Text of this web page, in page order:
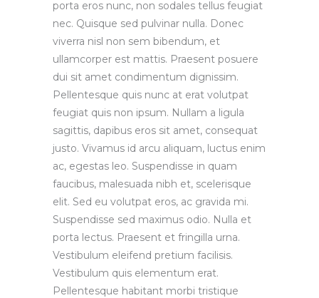
porta eros nunc, non sodales tellus feugiat
nec. Quisque sed pulvinar nulla. Donec
viverra nisl non sem bibendum, et
ullamcorper est mattis. Praesent posuere
dui sit amet condimentum dignissim.
Pellentesque quis nunc at erat volutpat
feugiat quis non ipsum. Nullam a ligula
sagittis, dapibus eros sit amet, consequat
justo. Vivamus id arcu aliquam, luctus enim
ac, egestas leo. Suspendisse in quam
faucibus, malesuada nibh et, scelerisque
elit. Sed eu volutpat eros, ac gravida mi.
Suspendisse sed maximus odio. Nulla et
porta lectus. Praesent et fringilla urna.
Vestibulum eleifend pretium facilisis.
Vestibulum quis elementum erat.
Pellentesque habitant morbi tristique